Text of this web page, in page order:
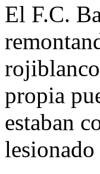
El F.C.
propia
estaban